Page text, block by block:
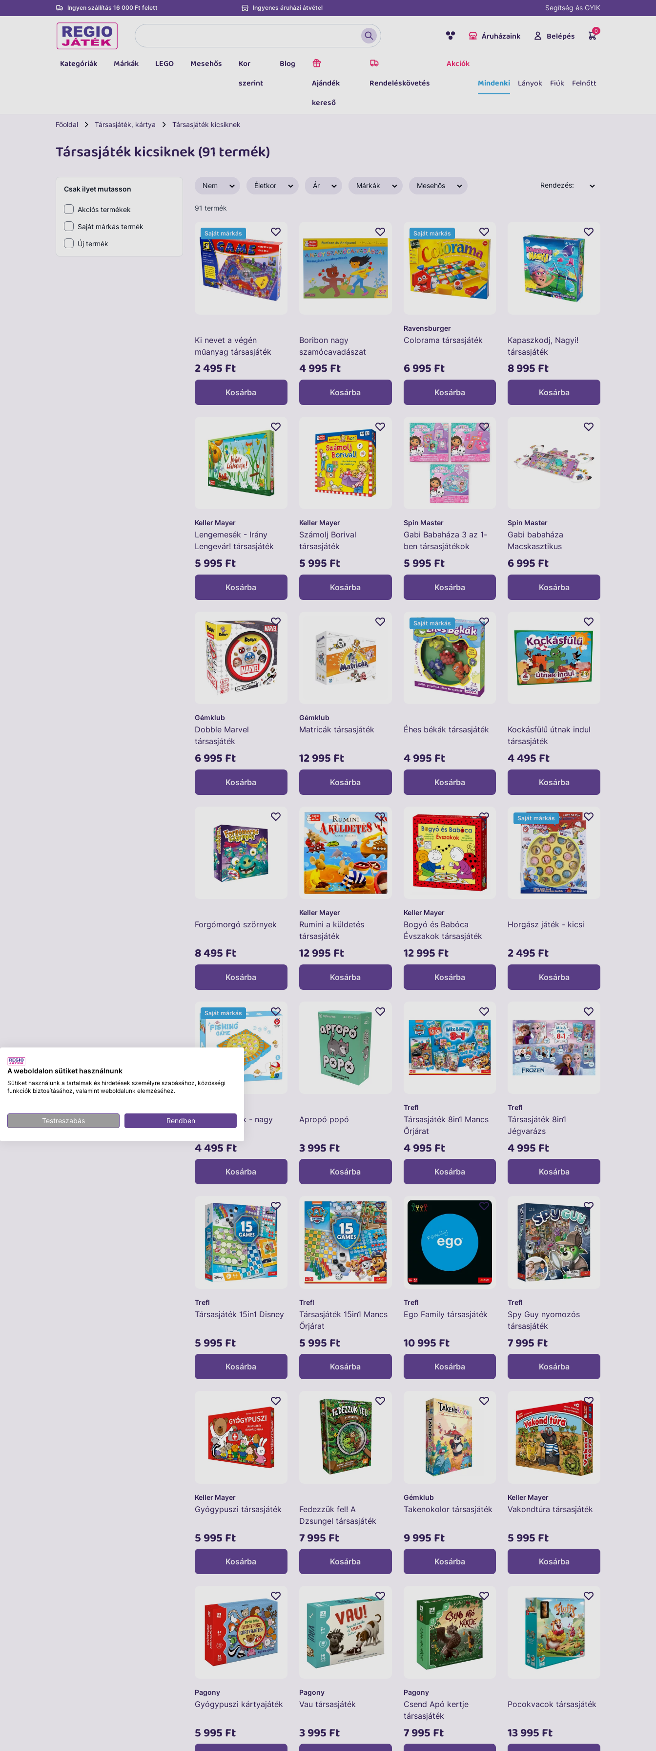
Ingyen szállítás 16 000 Ft felett Ingyenes áruházi átvétel Segítség és GYIK
Áruházaink Belépés 0
Kategóriák
LEGO
Autó, jármű
Márkák LEGO Mesehős
Kor
szerint
Blog
Ajándék
kereső
Rendeléskövetés
Akciók
Mindenki
Lányok Fiúk Felnőtt
Főoldal Társasjáték, kártya Társasjáték kicsiknek
Társasjáték kicsiknek (91 termék)
Csak ilyet mutasson
Akciós termékek
Saját márkás termék
Új termék
Nem Életkor Ár Márkák Mesehős Rendezés:
91 termék
Ki nevet a végén
műanyag társasjáték
2 495 Ft
Saját márkás
Kosárba
Boribon nagy
szamócavadászat
társasjáték
4 995 Ft
Kosárba
Ravensburger
Colorama társasjáték
6 995 Ft
Saját márkás
Kosárba
Kapaszkodj, Nagyi!
társasjáték
8 995 Ft
Kosárba
Keller Mayer
Lengemesék - Irány
Lengevár! társasjáték
5 995 Ft
Kosárba
Keller Mayer
Számolj Borival
társasjáték
5 995 Ft
Kosárba
Spin Master
Gabi Babaháza 3 az 1-
ben társasjátékok
5 995 Ft
Kosárba
Spin Master
Gabi babaháza
Macskasztikus
társasjáték
6 995 Ft
Kosárba
Gémklub
Dobble Marvel
társasjáték
6 995 Ft
Kosárba
Gémklub
Matricák társasjáték
12 995 Ft
Kosárba
Éhes békák társasjáték
4 995 Ft
Saját márkás
Kosárba
Kockásfülű útnak indul
társasjáték
4 495 Ft
Kosárba
Forgómorgó szörnyek
8 495 Ft
Kosárba
Keller Mayer
Rumini a küldetés
társasjáték
12 995 Ft
Kosárba
Keller Mayer
Bogyó és Babóca
Évszakok társasjáték
12 995 Ft
Kosárba
Horgász játék - kicsi
2 495 Ft
Saját márkás
Kosárba
Horgász játék - nagy
4 495 Ft
Saját márkás
Kosárba
Apropó popó
3 995 Ft
Kosárba
Trefl
Társasjáték 8in1 Mancs
Őrjárat
4 995 Ft
Kosárba
Trefl
Társasjáték 8in1
Jégvarázs
4 995 Ft
Kosárba
Trefl
Társasjáték 15in1 Disney
5 995 Ft
Kosárba
Trefl
Társasjáték 15in1 Mancs
Őrjárat
5 995 Ft
Kosárba
Trefl
Ego Family társasjáték
10 995 Ft
Kosárba
Trefl
Spy Guy nyomozós
társasjáték
7 995 Ft
Kosárba
Keller Mayer
Gyógypuszi társasjáték
5 995 Ft
Kosárba
Fedezzük fel! A
Dzsungel társasjáték
7 995 Ft
Kosárba
Gémklub
Takenokolor társasjáték
9 995 Ft
Kosárba
Keller Mayer
Vakondtúra társasjáték
5 995 Ft
Kosárba
Pagony
Gyógypuszi kártyajáték
5 995 Ft
Pagony
Vau társasjáték
3 995 Ft
Pagony
Csend Apó kertje
társasjáték
7 995 Ft
Pocokvacok társasjáték
13 995 Ft
A weboldalon sütiket használnunk
Sütiket használunk a tartalmak és hirdetések személyre szabásához, közösségi
funkciók biztosításához, valamint weboldalunk elemzéséhez.
Testreszabás Rendben